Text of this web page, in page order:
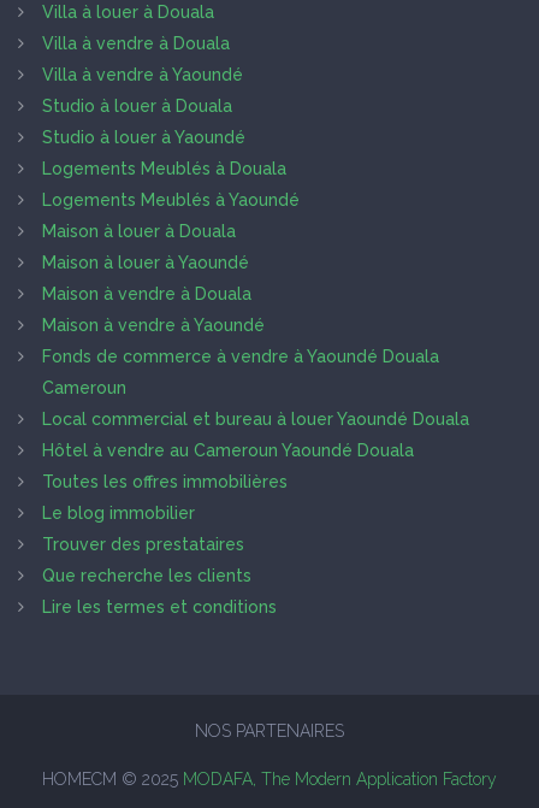
Villa à louer à Douala
Villa à vendre à Douala
Villa à vendre à Yaoundé
Studio à louer à Douala
Studio à louer à Yaoundé
Logements Meublés à Douala
Logements Meublés à Yaoundé
Maison à louer à Douala
Maison à louer à Yaoundé
Maison à vendre à Douala
Maison à vendre à Yaoundé
Fonds de commerce à vendre à Yaoundé Douala
Cameroun
Local commercial et bureau à louer Yaoundé Douala
Hôtel à vendre au Cameroun Yaoundé Douala
Toutes les offres immobilières
Le blog immobilier
Trouver des prestataires
Que recherche les clients
Lire les termes et conditions
NOS PARTENAIRES
HOMECM © 2025 MODAFA, The Modern Application Factory